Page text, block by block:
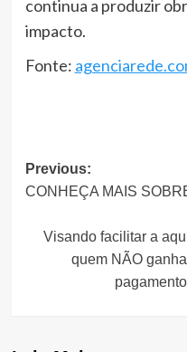
continua a produzir
impacto.
Fonte:
Post
navigation
Previous:
CONHEÇA MAIS
Visando facilitar a
quem NÃO